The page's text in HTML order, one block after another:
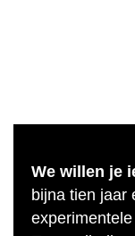
We willen je
bijna tien jaar